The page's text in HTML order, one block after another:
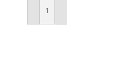
Sepete Ekle